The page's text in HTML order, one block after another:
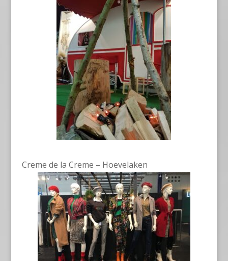
Creme de la Creme – Hoevelaken